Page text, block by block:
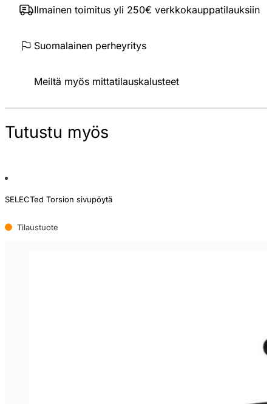
Ilmainen toimitus yli 250€ verkkokauppatilauksiin
Suomalainen perheyritys
Meiltä myös mittatilauskalusteet
Tutustu myös
SELECTed Torsion sivupöytä
Tilaustuote